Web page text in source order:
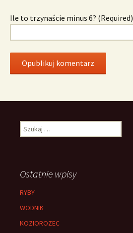
Ile to trzynaście minus 6? (Required)
Szukaj:
Ostatnie wpisy
RYBY
WODNIK
KOZIOROZEC